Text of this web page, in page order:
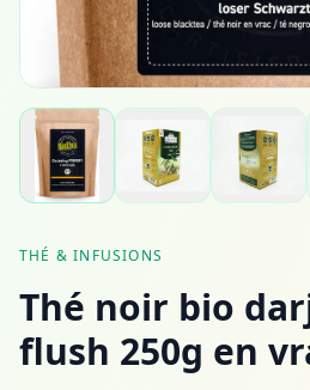
THÉ & INFUSIONS
Thé noir bio
flush 250g en